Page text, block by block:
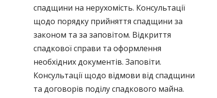
спадщини на нерухомість. Консультації
щодо порядку прийняття спадщини за
законом та за заповітом. Відкриття
спадкової справи та оформлення
необхідних документів. Заповіти.
Консультації щодо відмови від спадщини
та договорів поділу спадкового майна.